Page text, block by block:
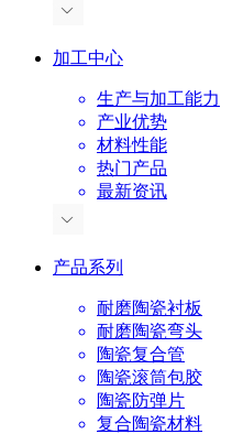
加工中心
生产与加工能力
产业优势
材料性能
热门产品
最新资讯
产品系列
耐磨陶瓷衬板
耐磨陶瓷弯头
陶瓷复合管
陶瓷滚筒包胶
陶瓷防弹片
复合陶瓷材料